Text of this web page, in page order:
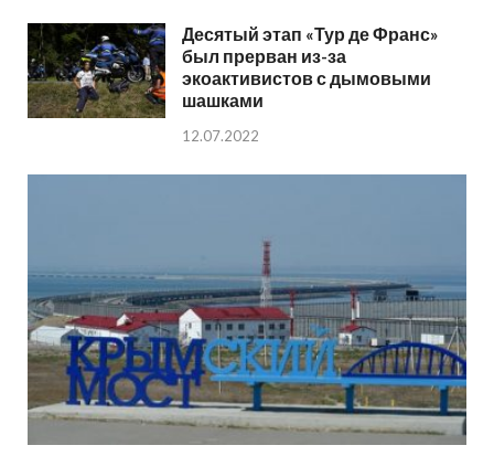
Десятый этап «Тур де Франс»
был прерван из-за
экоактивистов с дымовыми
шашками
12.07.2022